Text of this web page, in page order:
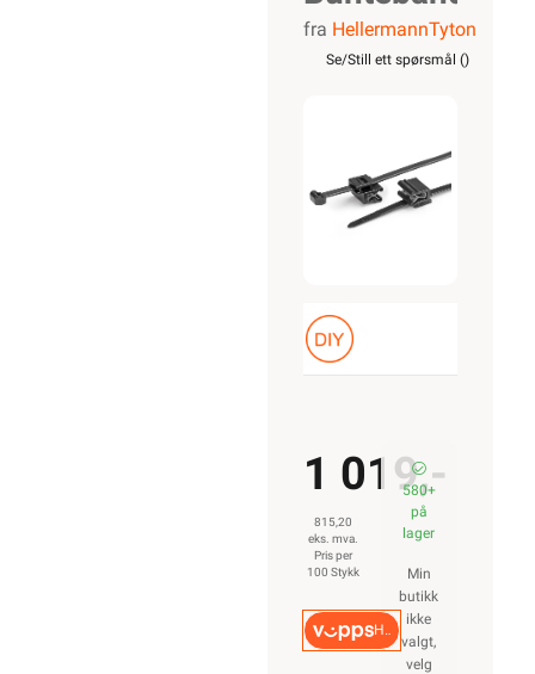
Strips
BK 100
Pk
fra HellermannTyton
Se/Still ett spørsmål ()
1 019,-
815,20
eks. mva.
Pris per
100 Stykk
Hurtigkasse
580+
på
lager
Min
butikk
ikke
valgt,
velg